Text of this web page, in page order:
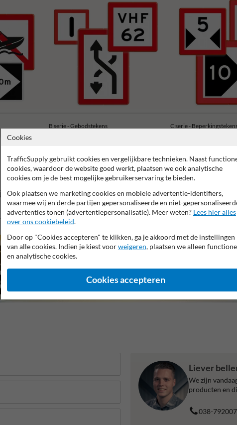
B serie - Gebodstekens C serie -
garantie op reflecterende folie Anti-graffiti laminaat 99%
Liever
We zijn
producten en
038-
Cookies
TrafficSupply gebruikt cookies en vergelijkbare technieken. Naast
cookies, waardoor de website goed werkt, plaatsen we ook analytische
cookies om je de best mogelijke gebruikerservaring te bieden.
Ook plaatsen we marketing cookies en mobiele advertentie-identifiers,
waarmee wij en derde partijen gepersonaliseerde en niet-
advertenties tonen (advertentiepersonalisatie). Meer weten? Lees hier alles
over ons cookiebeleid.
Door op "Cookies accepteren" te klikken, ga je akkoord met de instellingen
van alle cookies. Indien je kiest voorweigeren, plaatsen we alleen
en analytische cookies.
Cookies accepteren